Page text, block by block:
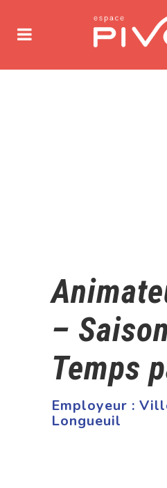
–
Temps
Employeur :
Longueuil